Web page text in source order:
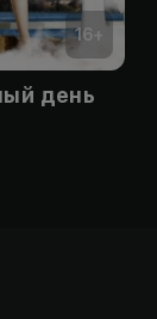
16+
день